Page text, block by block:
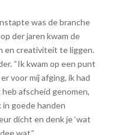
was de branche
der jaren kwam de
en creativiteit te liggen.
“Ik kwam op een punt
voor mij afging, ik had
afscheid genomen,
goede handen
dicht en denk je ‘wat
wat.”